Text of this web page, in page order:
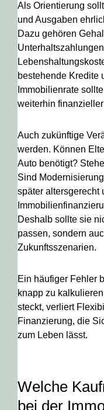
Als Orientierung
und Ausgaben
Dazu gehören
bestehende Kredite
Immobilienrate
weiterhin
Auch zukünftige
werden. Können
Auto benötigt?
Sind
später altersgerecht
Deshalb sollte sie
passen, sondern
Zukunftsszenarien.
Ein häufiger Fehler
knapp zu
steckt, verliert
Finanzierung, die
zum Leben lässt.
Welche
bei der